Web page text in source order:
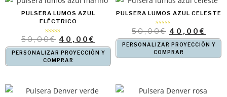
PULSERA LUMOS AZUL
ELÉCTRICO
Valorado
con
4.33
de 5
50,00€ 40,00€
PERSONALIZAR PROYECCIÓN Y
COMPRAR
PULSERA LUMOS AZUL CELESTE
Valorado con
5.00
de 5
50,00€ 40,00€
PERSONALIZAR PROYECCIÓN Y
COMPRAR